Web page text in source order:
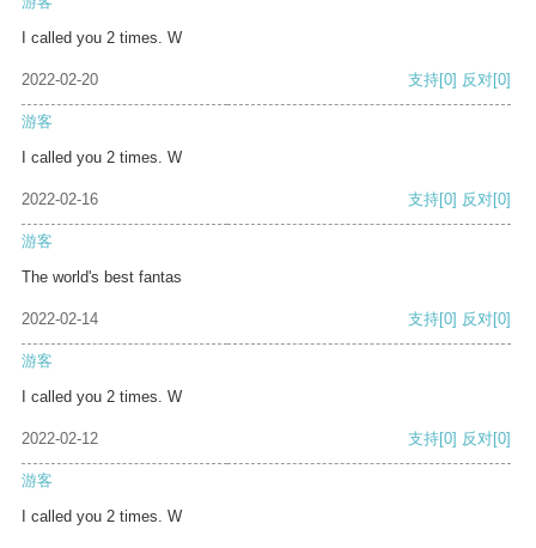
I called you 2 times. W
2022-02-20 支持[0] 反对[0]
游客
I called you 2 times. W
2022-02-16 支持[0] 反对[0]
游客
The world's best fantas
2022-02-14 支持[0] 反对[0]
游客
I called you 2 times. W
2022-02-12 支持[0] 反对[0]
游客
I called you 2 times. W